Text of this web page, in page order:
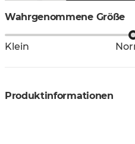
Wahrgenommene Größe
Klein
Produktinformationen